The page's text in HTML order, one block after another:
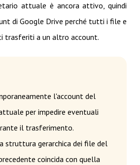
attuale è ancora attivo, quindi
di Google Drive perché tutti i file e
trasferiti a un altro account.
l'account del
per impedire eventuali
il trasferimento.
struttura gerarchica dei file del
coincida con quella